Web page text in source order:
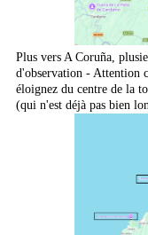
Plus vers A Coruña,
d'observation - Attention
éloignez du centre de la
(qui n'est déjà pas bien